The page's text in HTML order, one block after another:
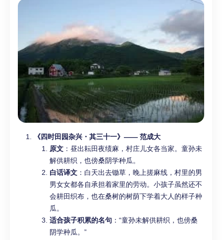
《四时田园杂兴・其三十一》—— 范成大
原文 ：昼出耘田夜绩麻，村庄儿女各当家。童孙未
解供耕织，也傍桑阴学种瓜。
白话译文 ：白天出去锄草，晚上搓麻线，村里的男
男女女都各自承担着家里的劳动。小孩子虽然还不
会耕田织布，也在桑树的树荫下学着大人的样子种
瓜。
适合孩子积累的名句 ：“童孙未解供耕织，也傍桑
阴学种瓜。”